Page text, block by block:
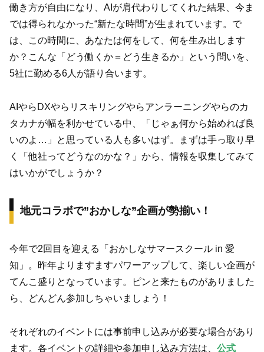
働き方が自由になり、AIが肩代わりしてくれた結果、今ま
では得られなかった“新たな時間”が生まれています。で
は、この時間に、あなたは何をして、何を生み出します
か？こんな「どう働くか＝どう生きるか」という問いを、
5社に勤める6人が語り合います。
AIやらDXやらリスキリングやらアンラーニングやらのカ
タカナが幅を利かせている中、「じゃぁ何から始めれば良
いのよ…」と思っている人も多いはず。まずは手っ取り早
く「他社ってどうなのかな？」から、情報を収集してみて
はいかがでしょうか？
地元コラボで”おかしな”企画が勢揃い！
今年で2回目を迎える「おかしなサマースクール in 愛
知」。昨年よりますますパワーアップして、楽しい企画が
てんこ盛りとなっています。ピンと来たものがありました
ら、どんどん参加しちゃいましょう！
それぞれのイベントには事前申し込みが必要な場合があり
ます。各イベントの詳細や参加申し込み方法は、 公式